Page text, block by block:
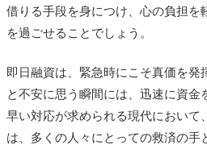
借りる手段を身につけ、心の負担を
を過ごせることでしょう。
即日融資は、緊急時にこそ真価を発
と不安に思う瞬間には、迅速に資金
早い対応が求められる現代において
は、多くの人々にとっての救済の手